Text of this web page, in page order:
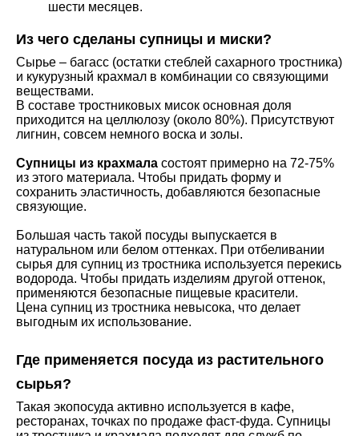
шести месяцев.
Из чего сделаны супницы и миски?
Сырье – багасс (остатки стеблей сахарного тростника)
и кукурузный крахмал в комбинации со связующими
веществами.
В составе тростниковых мисок основная доля
приходится на целлюлозу (около 80%). Присутствуют
лигнин, совсем немного воска и золы.
Супницы из крахмала состоят примерно на 72-75%
из этого материала. Чтобы придать форму и
сохранить эластичность, добавляются безопасные
связующие.
Большая часть такой посуды выпускается в
натуральном или белом оттенках. При отбеливании
сырья для супниц из тростника используется перекись
водорода. Чтобы придать изделиям другой оттенок,
применяются безопасные пищевые красители.
Цена супниц из тростника невысока, что делает
выгодным их использование.
Где применяется посуда из растительного
сырья?
Такая экопосуда активно используется в кафе,
ресторанах, точках по продаже фаст-фуда. Супницы